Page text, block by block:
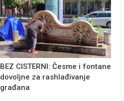
BEZ CISTERNI: Česme i fontane
dovoljne za rashlađivanje
građana